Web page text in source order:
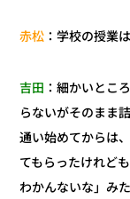
赤松 ：学校の授業
吉田 ：細かいとこ
らないがそのまま
通い始めてからは
てもらったけれど
わかんないな」み